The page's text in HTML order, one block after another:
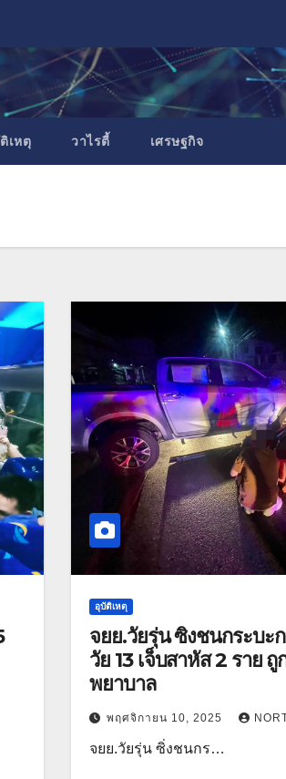
เหตุ วาไรตี้ เศรษฐกิจ
อุบัติเหตุ
จยย.วัยรุ่น ซิ่งชนกระบะ
วัย 13 เจ็บสาหัส 2 ราย ถู
พยาบาล
พฤศจิกายน 10, 2025
จยย.วัยรุ่น ซิ่งชนกร…